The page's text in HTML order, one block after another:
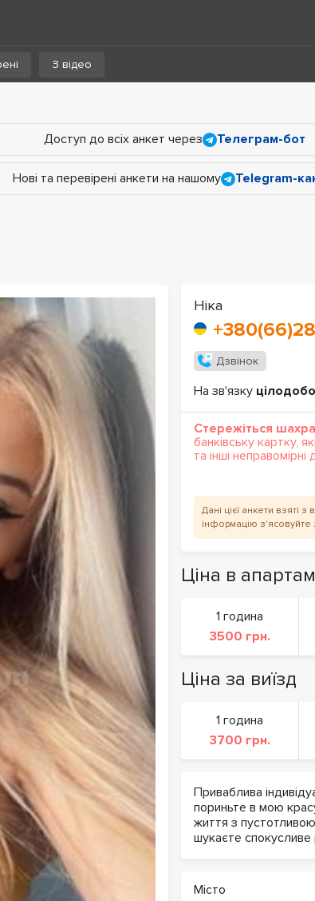
З відео
Доступ до всіх анкет через Телеграм-бот
Нові та перевірені анкети на нашому Telegram-
Ніка
Дзвінок
На зв'язку
Стережіться
банківську картку,
та інші
Дані цієї анкети взяті
інформацію з'ясовуйте
Ціна в
1 година
3500 грн.
Ціна за виїзд
1 година
3700 грн.
Приваблива
пориньте в мою
життя з
шукаєте
Місто